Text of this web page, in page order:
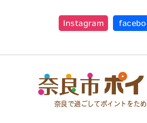
Instagram
奈良で過ごしてポイントをため